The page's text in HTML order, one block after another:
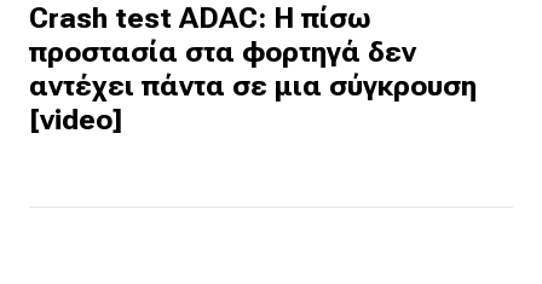
Crash test ADAC: Η πίσω
προστασία στα φορτηγά δεν
αντέχει πάντα σε μια σύγκρουση
[video]